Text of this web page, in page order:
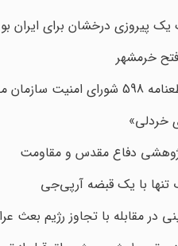
یک پیروزی درخشان برای ایران
خرمشهر
ملل
خردلی»
پژوهشی دفاع مقدس و مقاومت
با یک قبضه آرپی‌جی
در مقابله با تجاوز رژیم بعث